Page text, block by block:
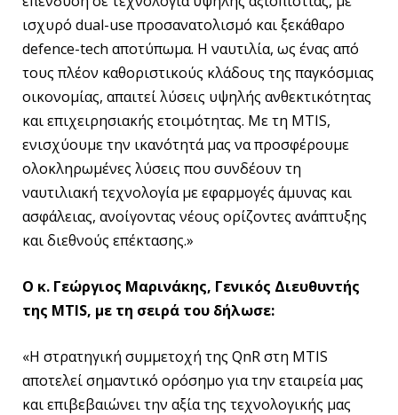
ισχυρό dual-use προσανατολισμό και ξεκάθαρο
defence-tech αποτύπωμα. Η ναυτιλία, ως ένας από
τους πλέον καθοριστικούς κλάδους της παγκόσμιας
οικονομίας, απαιτεί λύσεις υψηλής ανθεκτικότητας
και επιχειρησιακής ετοιμότητας. Με τη MTIS,
ενισχύουμε την ικανότητά μας να προσφέρουμε
ολοκληρωμένες λύσεις που συνδέουν τη
ναυτιλιακή τεχνολογία με εφαρμογές άμυνας και
ασφάλειας, ανοίγοντας νέους ορίζοντες ανάπτυξης
και διεθνούς επέκτασης.»
Ο κ. Γεώργιος Μαρινάκης, Γενικός Διευθυντής
της MTIS, με τη σειρά του δήλωσε:
«Η στρατηγική συμμετοχή της QnR στη MTIS
αποτελεί σημαντικό ορόσημο για την εταιρεία μας
και επιβεβαιώνει την αξία της τεχνολογικής μας